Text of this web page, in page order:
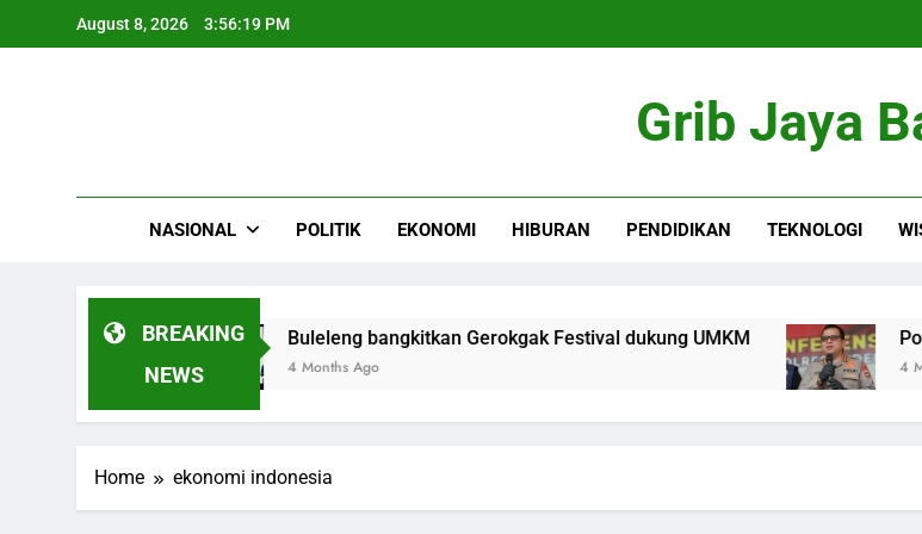
August 8, 2026 3:56:19 PM
Grib Jaya
NASIONAL POLITIK EKONOMI HIBURAN PENDIDIKAN TEKNOLOGI
BREAKING
NEWS
Buleleng bangkitkan Gerokgak Festival dukung UMKM
4 Months Ago
Polisi
4 Months
Home ekonomi indonesia